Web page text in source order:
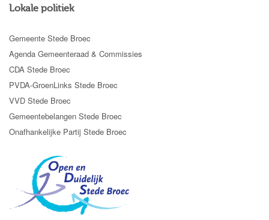
Lokale politiek
Gemeente Stede Broec
Agenda Gemeenteraad & Commissies
CDA Stede Broec
PVDA-GroenLinks Stede Broec
VVD Stede Broec
Gemeentebelangen Stede Broec
Onafhankelijke Partij Stede Broec